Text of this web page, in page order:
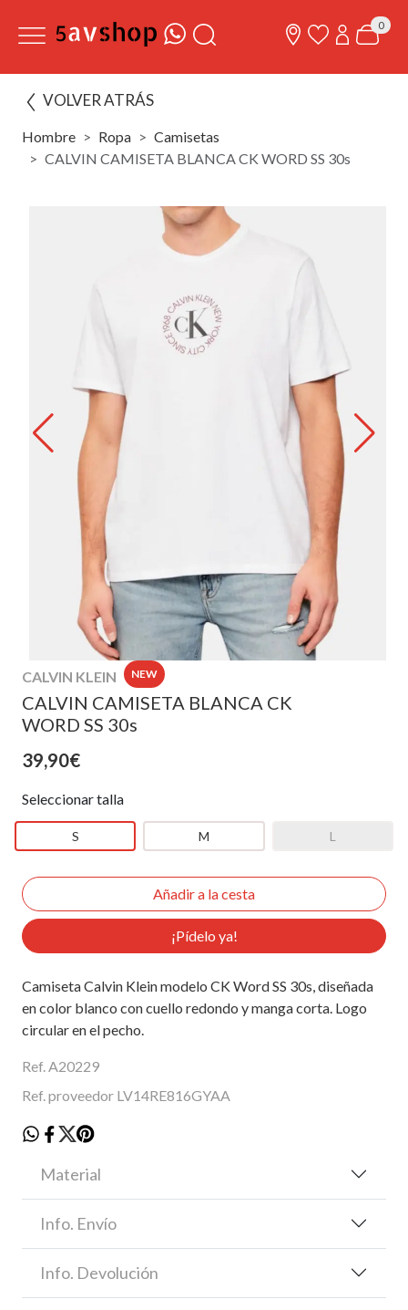
0
VOLVER ATRÁS
Hombre Ropa
Camisetas
CALVIN CAMISETA BLANCA CK WORD SS 30s
CALVIN KLEIN NEW
CALVIN CAMISETA BLANCA CK
WORD SS 30s
39,90€
Seleccionar talla
S M L
¡Pídelo ya!
Camiseta Calvin Klein modelo CK Word SS 30s, diseñada
en color blanco con cuello redondo y manga corta. Logo
circular en el pecho.
Ref. A20229
Ref. proveedor LV14RE816GYAA
Material
Info. Envío
Info. Devolución